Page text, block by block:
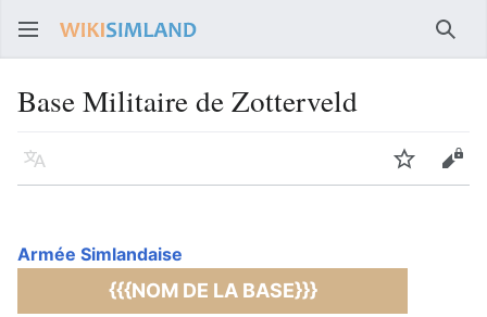
Base Militaire de Zotterveld
Langue Suivre
Armée Simlandaise
{{{NOM DE LA BASE}}}